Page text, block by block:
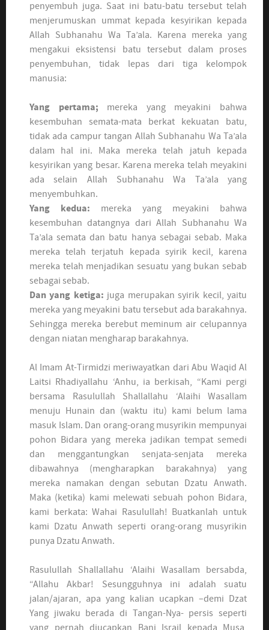
penyembuh juga. Saat ini batu-batu tersebut telah
menjerumuskan ummat kepada kesyirikan kepada
Allah Subhanahu Wa Ta’ala. Karena mereka yang
mengakui eksistensi batu tersebut dalam proses
penyembuhan, tidak lepas dari tiga kelompok
manusia:
Yang pertama; mereka yang meyakini bahwa
kesembuhan semata-mata berkat kekuatan batu,
tidak ada campur tangan Allah Subhanahu Wa Ta’ala
dalam hal ini. Maka mereka telah jatuh kepada
kesyirikan yang besar. Karena mereka telah meyakini
ada selain Allah Subhanahu Wa Ta’ala yang
menyembuhkan.
Yang kedua: mereka yang meyakini bahwa
kesembuhan datangnya dari Allah Subhanahu Wa
Ta’ala semata dan batu hanya sebagai sebab. Maka
mereka telah terjatuh kepada syirik kecil, karena
mereka telah menjadikan sesuatu yang bukan sebab
sebagai sebab.
Dan yang ketiga: juga merupakan syirik kecil, yaitu
mereka yang meyakini batu tersebut ada barakahnya.
Sehingga mereka berebut meminum air celupannya
dengan niatan mengharap barakahnya.
Al Imam At-Tirmidzi meriwayatkan dari Abu Waqid Al
Laitsi Rhadiyallahu ‘Anhu, ia berkisah, “Kami pergi
bersama Rasulullah Shallallahu ‘Alaihi Wasallam
menuju Hunain dan (waktu itu) kami belum lama
masuk Islam. Dan orang-orang musyrikin mempunyai
pohon Bidara yang mereka jadikan tempat semedi
dan menggantungkan senjata-senjata mereka
dibawahnya (mengharapkan barakahnya) yang
mereka namakan dengan sebutan Dzatu Anwath.
Maka (ketika) kami melewati sebuah pohon Bidara,
kami berkata: Wahai Rasulullah! Buatkanlah untuk
kami Dzatu Anwath seperti orang-orang musyrikin
punya Dzatu Anwath.
Rasulullah Shallallahu ‘Alaihi Wasallam bersabda,
“Allahu Akbar! Sesungguhnya ini adalah suatu
jalan/ajaran, apa yang kalian ucapkan –demi Dzat
Yang jiwaku berada di Tangan-Nya- persis seperti
yang pernah diucapkan Bani Israil kepada Musa,